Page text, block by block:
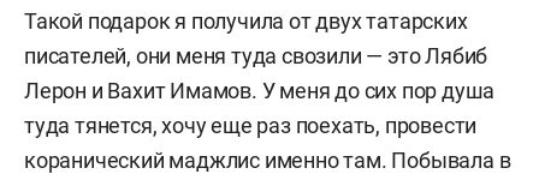
Такой подарок я получила от двух татарских
писателей, они меня туда свозили — это Лябиб
Лерон и Вахит Имамов. У меня до сих пор душа
туда тянется, хочу еще раз поехать, провести
коранический маджлис именно там. Побывала в